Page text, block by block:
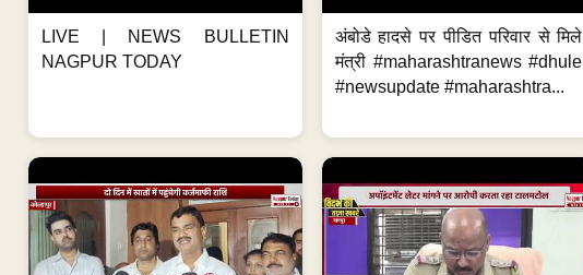
LIVE | NEWS BULLETIN
NAGPUR TODAY
अंबोडे हादसे पर पीडित परिवार से मिले
मंत्री #maharashtranews #dhule
#newsupdate #maharashtra...